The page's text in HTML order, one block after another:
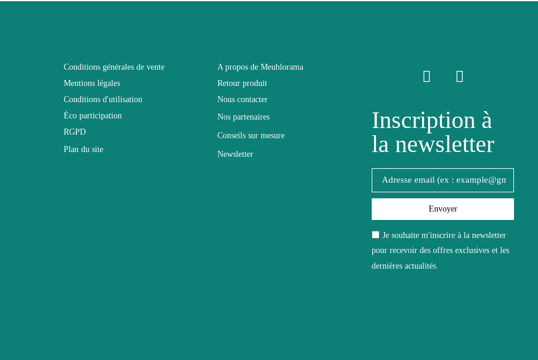
120x44x70
Conditions générales de vente
Mentions légales
Conditions d'utilisation
Éco participation
RGPD
Plan du site
A propos de Meublorama
Retour produit
Nous contacter
Nos partenaires
Conseils sur mesure
Newsletter
Inscription à
la newsletter
Envoyer
Je souhaite m'inscrire à la newsletter
pour recevoir des offres exclusives et les
dernières actualités.